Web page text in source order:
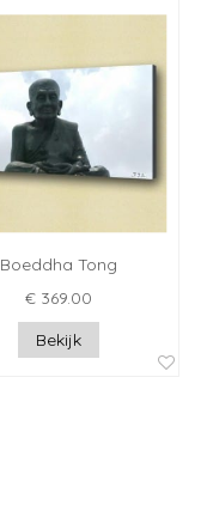
Boeddha Tong
€ 369.00
Bekijk